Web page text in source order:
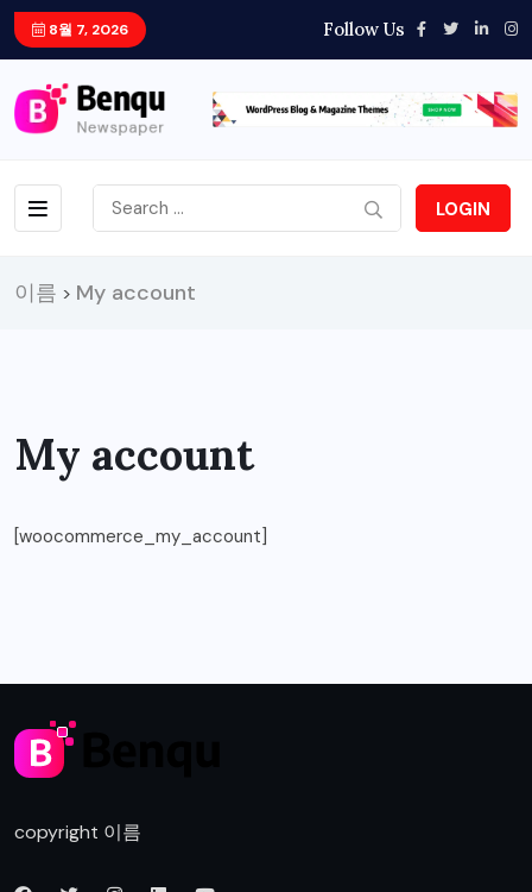
8월 7, 2026 Follow Us
LOGIN
이름 > My account
My account
[woocommerce_my_account]
copyright 이름